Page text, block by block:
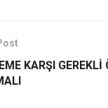
KARŞI GEREKLİ